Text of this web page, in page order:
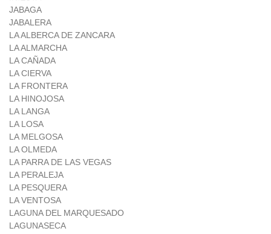
JABAGA
JABALERA
LA ALBERCA DE ZANCARA
LA ALMARCHA
LA CAÑADA
LA CIERVA
LA FRONTERA
LA HINOJOSA
LA LANGA
LA LOSA
LA MELGOSA
LA OLMEDA
LA PARRA DE LAS VEGAS
LA PERALEJA
LA PESQUERA
LA VENTOSA
LAGUNA DEL MARQUESADO
LAGUNASECA